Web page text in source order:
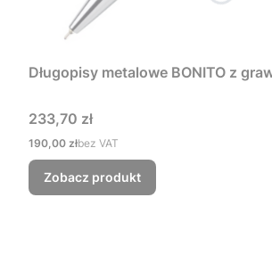
Długopisy metalowe BONITO z
Cena
233,70 zł
Cena
190,00 złbez VAT
Zobacz produkt